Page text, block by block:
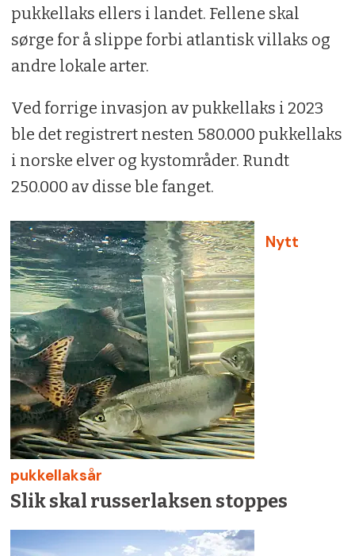
pukkellaks ellers i landet. Fellene skal
sørge for å slippe forbi atlantisk villaks og
andre lokale arter.
Ved forrige invasjon av pukkellaks i 2023
ble det registrert nesten 580.000 pukkellaks
i norske elver og kystområder. Rundt
250.000 av disse ble fanget.
Nytt
pukkellaksår
Slik skal russerlaksen stoppes